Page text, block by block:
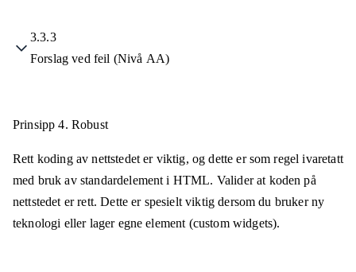
3.3.3
Forslag ved feil (Nivå AA)
Prinsipp 4. Robust
Rett koding av nettstedet er viktig, og dette er som regel ivaretatt
med bruk av standardelement i HTML. Valider at koden på
nettstedet er rett. Dette er spesielt viktig dersom du bruker ny
teknologi eller lager egne element (custom widgets).